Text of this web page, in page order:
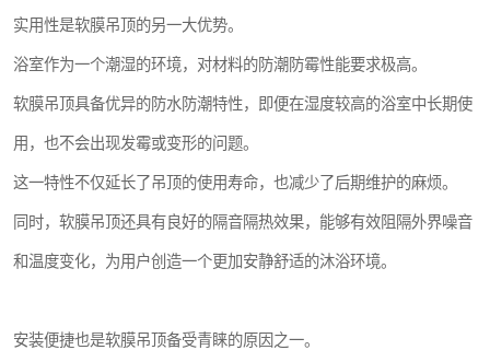
实用性是软膜吊顶的另一大优势。
浴室作为一个潮湿的环境，对材料的防潮防霉性能要求极高。
软膜吊顶具备优异的防水防潮特性，即便在湿度较高的浴室中长期使
用，也不会出现发霉或变形的问题。
这一特性不仅延长了吊顶的使用寿命，也减少了后期维护的麻烦。
同时，软膜吊顶还具有良好的隔音隔热效果，能够有效阻隔外界噪音
和温度变化，为用户创造一个更加安静舒适的沐浴环境。
安装便捷也是软膜吊顶备受青睐的原因之一。